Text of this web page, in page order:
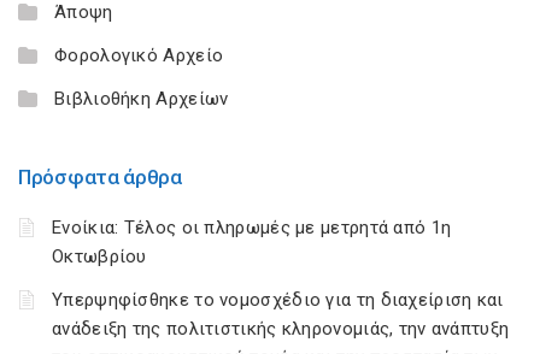
Άποψη
Φορολογικό Αρχείο
Βιβλιοθήκη Αρχείων
Πρόσφατα άρθρα
Ενοίκια: Τέλος οι πληρωμές με μετρητά από 1η
Οκτωβρίου
Υπερψηφίσθηκε το νομοσχέδιο για τη διαχείριση και
ανάδειξη της πολιτιστικής κληρονομιάς, την ανάπτυξη